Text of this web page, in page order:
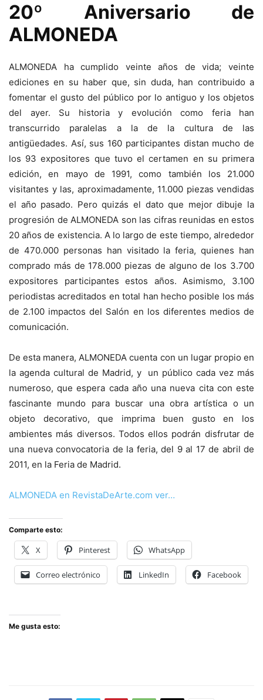
20º Aniversario de
ALMONEDA
ALMONEDA ha cumplido veinte años de vida; veinte
ediciones en su haber que, sin duda, han contribuido a
fomentar el gusto del público por lo antiguo y los objetos
del ayer. Su historia y evolución como feria han
transcurrido paralelas a la de la cultura de las
antigüedades. Así, sus 160 participantes distan mucho de
los 93 expositores que tuvo el certamen en su primera
edición, en mayo de 1991, como también los 21.000
visitantes y las, aproximadamente, 11.000 piezas vendidas
el año pasado. Pero quizás el dato que mejor dibuje la
progresión de ALMONEDA son las cifras reunidas en estos
20 años de existencia. A lo largo de este tiempo, alrededor
de 470.000 personas han visitado la feria, quienes han
comprado más de 178.000 piezas de alguno de los 3.700
expositores participantes estos años. Asimismo, 3.100
periodistas acreditados en total han hecho posible los más
de 2.100 impactos del Salón en los diferentes medios de
comunicación.
De esta manera, ALMONEDA cuenta con un lugar propio en
la agenda cultural de Madrid, y un público cada vez más
numeroso, que espera cada año una nueva cita con este
fascinante mundo para buscar una obra artística o un
objeto decorativo, que imprima buen gusto en los
ambientes más diversos. Todos ellos podrán disfrutar de
una nueva convocatoria de la feria, del 9 al 17 de abril de
2011, en la Feria de Madrid.
ALMONEDA en RevistaDeArte.com ver…
Comparte esto:
X Pinterest WhatsApp
Correo electrónico LinkedIn Facebook
Me gusta esto: